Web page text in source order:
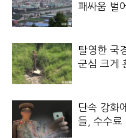
패싸움 벌
탈영한 국
군심 크게
단속 강화
들, 수수료